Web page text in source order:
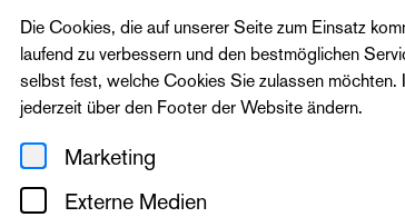
Die Oper
neuen Sparkassen-
Die Cookies, die auf unserer Seite zum Einsatz
laufend zu verbessern und den bestmöglichen
selbst fest, welche Cookies Sie zulassen möchten.
jederzeit über den Footer der Website ändern.
Marketing
Externe Medien